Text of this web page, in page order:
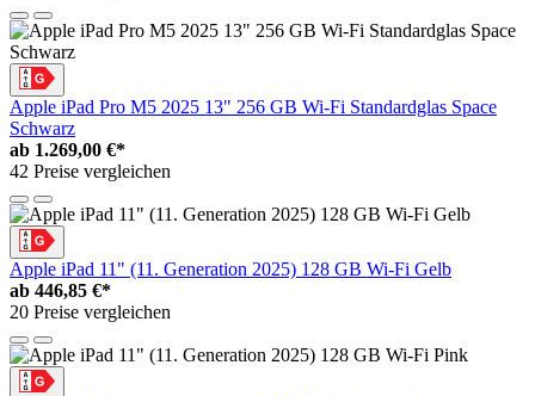
Apple iPad Pro M5 2025 13" 256 GB Wi-Fi Standardglas Space
Schwarz
ab 1.269,00 €*
42 Preise vergleichen
Apple iPad 11" (11. Generation 2025) 128 GB Wi-Fi Gelb
ab 446,85 €*
20 Preise vergleichen